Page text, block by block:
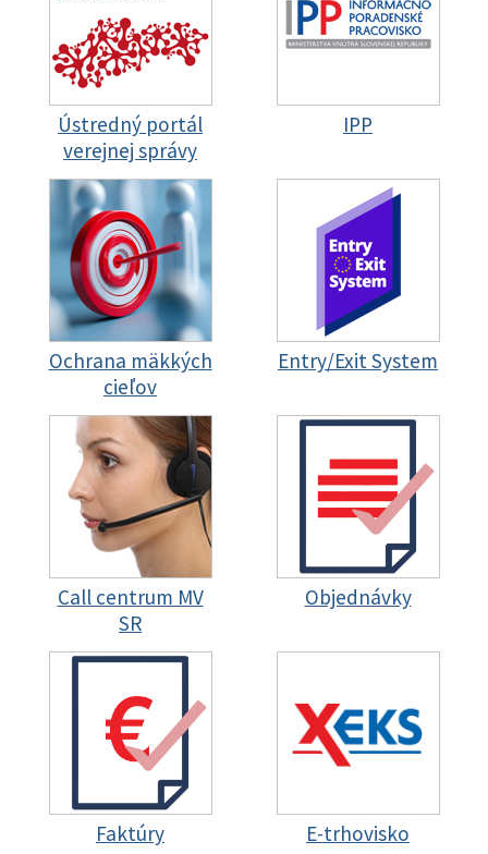
Ústredný portál
verejnej správy
IPP
Ochrana mäkkých
cieľov
Entry/Exit System
Call centrum MV
SR
Objednávky
Faktúry E-trhovisko